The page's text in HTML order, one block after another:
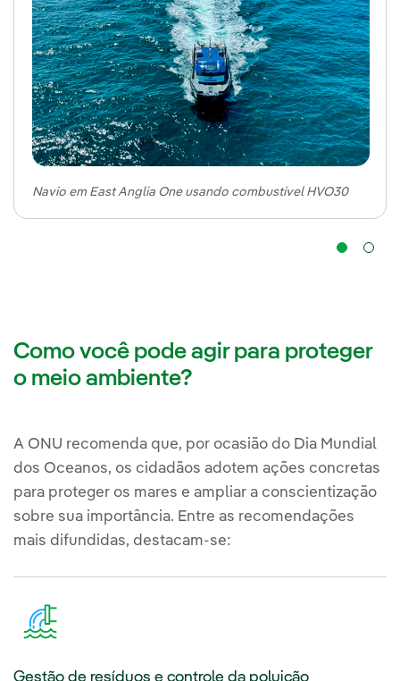
Navio em East Anglia One usando combustível HVO30
Como você pode agir para proteger
o meio ambiente?
A ONU recomenda que, por ocasião do Dia Mundial
dos Oceanos, os cidadãos adotem ações concretas
para proteger os mares e ampliar a conscientização
sobre sua importância. Entre as recomendações
mais difundidas, destacam-se:
Gestão de resíduos e controle da poluição